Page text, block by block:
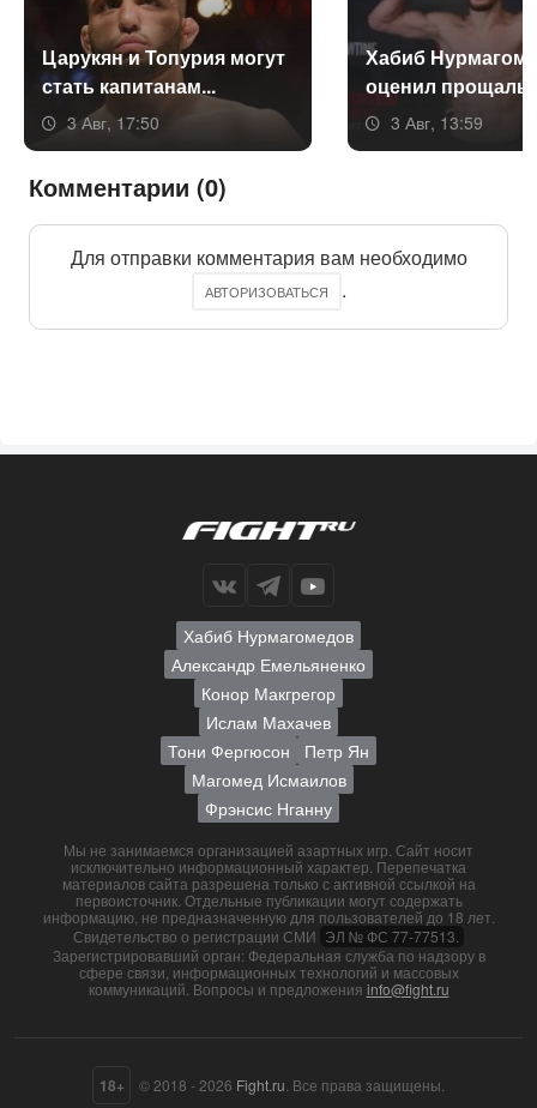
Ца­рукян и То­пурия мо­гут
стать ка­пита­нам...
3 Авг, 17:50
Ха­биб
оце­нил
3 Авг, 13:59
Комментарии (0)
Для отправки комментария вам необходимо
АВТОРИЗОВАТЬСЯ .
Хабиб Нурмагомедов
Александр Емельяненко
Конор Макгрегор
Ислам Махачев
Тони Фергюсон
Петр Ян
Магомед Исмаилов
Фрэнсис Нганну
Мы не занимаемся организацией азартных игр. Сайт носит
исключительно информационный характер. Перепечатка
материалов сайта разрешена только с активной ссылкой на
первоисточник. Отдельные публикации могут содержать
информацию, не предназначенную для пользователей до 18 лет.
Свидетельство о регистрации СМИ ЭЛ № ФС 77-77513.
Зарегистрировавший орган: Федеральная служба по надзору в
сфере связи, информационных технологий и массовых
коммуникаций. Вопросы и предложения info@fight.ru
18+ © 2018 - 2026 Fight.ru . Все права защищены.